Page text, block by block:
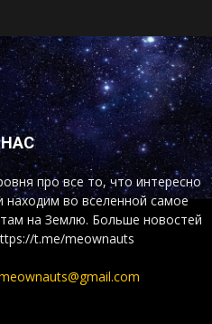
про все то, что интересно
во вселенной самое
на Землю. Больше новостей
t.me/meownauts